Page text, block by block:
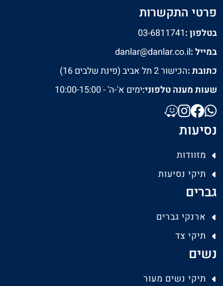
פרטי התקשרות
בטלפון :03-6811741
במייל :danlar@danlar.co.il
כתובת :הכישור 2 תל אביב (פינת שלבים 16)
שעות מענה טלפוני:ימים א'-ה' - 10:00-15:00
נסיעות
מזוודות
תיקי נסיעות
גברים
ארנקי גברים
תיקי צד
נשים
תיקי נשים מעור